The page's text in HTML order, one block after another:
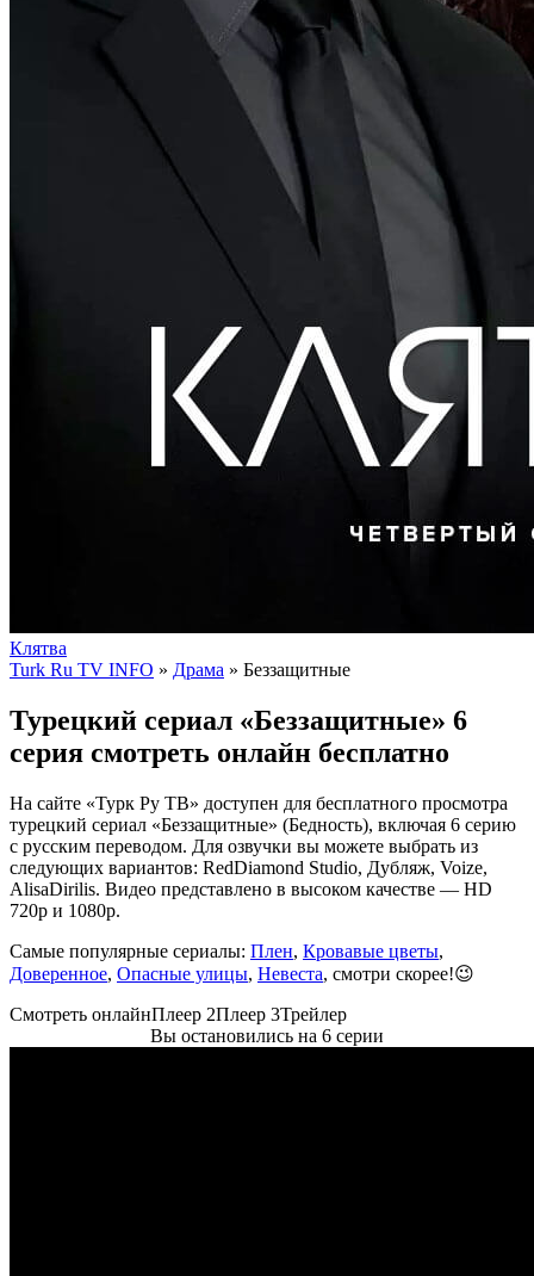
Клятва
Turk Ru TV INFO » Драма » Беззащитные
Турецкий сериал «Беззащитные» 6
серия смотреть онлайн бесплатно
На сайте «Турк Ру ТВ» доступен для бесплатного просмотра
турецкий сериал «Беззащитные» (Бедность), включая 6 серию
с русским переводом. Для озвучки вы можете выбрать из
следующих вариантов: RedDiamond Studio, Дубляж, Voize,
AlisaDirilis. Видео представлено в высоком качестве — HD
720p и 1080p.
Самые популярные сериалы: Плен, Кровавые цветы,
Доверенное, Опасные улицы, Невеста, смотри скорее!😉
Смотреть онлайнПлеер 2Плеер 3Трейлер
Вы остановились на 6 серии